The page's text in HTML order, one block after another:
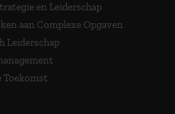
en Leiderschap
aan Complexe Opgaven
Leiderschap
Toekomst